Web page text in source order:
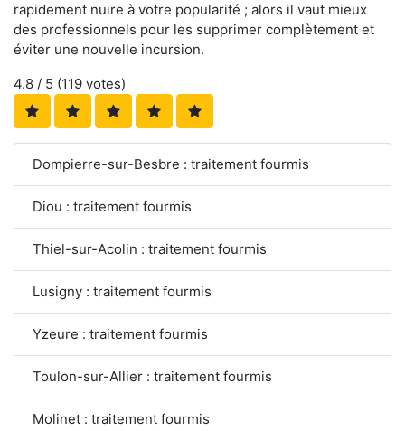
rapidement nuire à votre popularité ; alors il vaut mieux
des professionnels pour les supprimer complètement et
éviter une nouvelle incursion.
4.8 / 5 (119 votes)
Dompierre-sur-Besbre : traitement fourmis
Diou : traitement fourmis
Thiel-sur-Acolin : traitement fourmis
Lusigny : traitement fourmis
Yzeure : traitement fourmis
Toulon-sur-Allier : traitement fourmis
Molinet : traitement fourmis